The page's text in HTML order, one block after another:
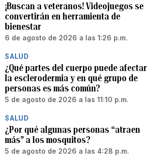
¡Buscan a veteranos! Videojuegos se
convertirán en herramienta de
bienestar
6 de agosto de 2026 a las 1:26 p.m.
SALUD
¿Qué partes del cuerpo puede afectar
la esclerodermia y en qué grupo de
personas es más común?
5 de agosto de 2026 a las 11:10 p.m.
SALUD
¿Por qué algunas personas “atraen
más” a los mosquitos?
5 de agosto de 2026 a las 4:28 p.m.